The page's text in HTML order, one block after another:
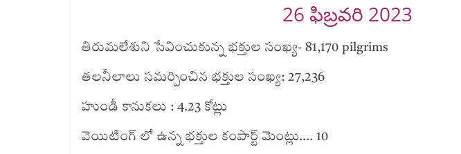
26 ఫిబ్రవరి 2023
తిరుమలేశుని సేవించుకున్న భక్తుల సంఖ్య- 81,170 pilgrims
తలనీలాలు సమర్పించిన భక్తుల సంఖ్య: 27,236
హుండీ కానుకలు : 4.23 కోట్లు
వెయిటింగ్ లో ఉన్న భక్తుల కంపార్ట్ మెంట్లు…. 10